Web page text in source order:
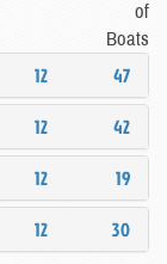
of
Boats
12
47
12
42
12
19
12 30